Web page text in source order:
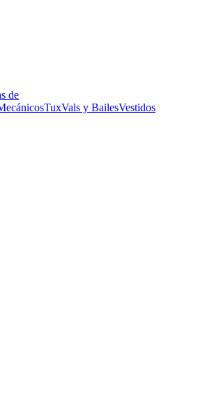
de
TuxVals y BailesVestidos